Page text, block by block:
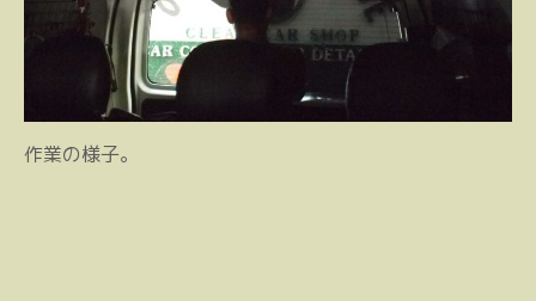
作業の様子。